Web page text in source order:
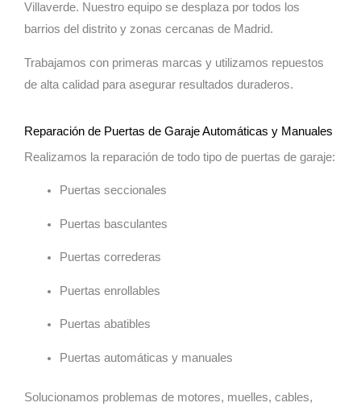
Villaverde. Nuestro equipo se desplaza por todos los
barrios del distrito y zonas cercanas de Madrid.
Trabajamos con primeras marcas y utilizamos repuestos
de alta calidad para asegurar resultados duraderos.
Reparación de Puertas de Garaje Automáticas y Manuales
Realizamos la reparación de todo tipo de puertas de garaje:
Puertas seccionales
Puertas basculantes
Puertas correderas
Puertas enrollables
Puertas abatibles
Puertas automáticas y manuales
Solucionamos problemas de motores, muelles, cables,